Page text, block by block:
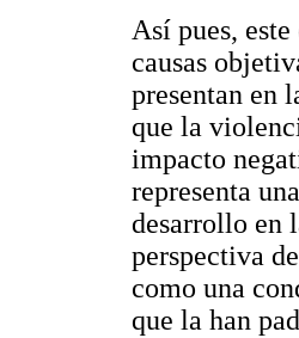
Así pues,
causas
presentan en
que la
impacto
representa
desarrollo en
perspectiva
como una
que la han